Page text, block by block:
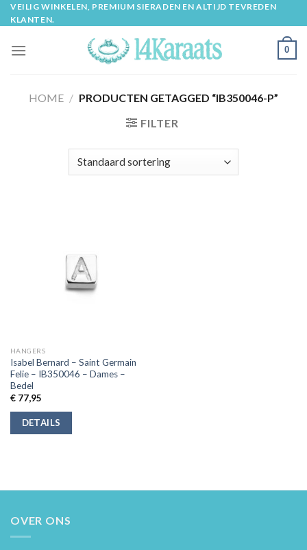
Skip
to
VEILIG WINKELEN, PREMIUM SIERADEN EN ALTIJD TEVREDEN
KLANTEN.
0
HOME / PRODUCTEN GETAGGED “IB350046-P”
FILTER
HANGERS
Isabel Bernard – Saint Germain
Felie – IB350046 – Dames –
Bedel
€77,95
DETAILS
OVER ONS